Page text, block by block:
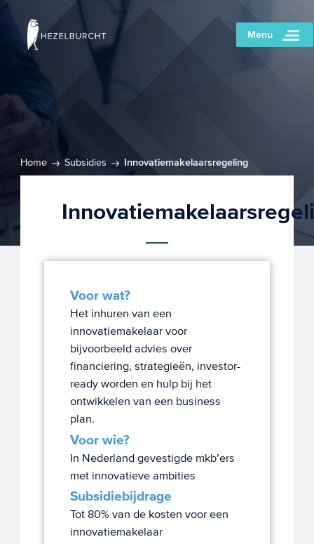
Menu
Home Subsidies Innovatiemakelaarsregeling
Voor wat?
Het inhuren van een
innovatiemakelaar voor
bijvoorbeeld advies over
financiering, strategieën, investor-
ready worden en hulp bij het
ontwikkelen van een business
plan.
Voor wie?
In Nederland gevestigde mkb’ers
met innovatieve ambities
Subsidiebijdrage
Tot 80% van de kosten voor een
innovatiemakelaar